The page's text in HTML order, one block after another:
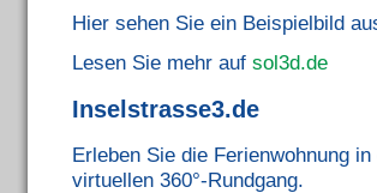
Hier sehen Sie ein Beispielbild
Lesen Sie mehr auf sol3d.de
Inselstrasse3.de
Erleben Sie die Ferienwohnung
virtuellen 360°-Rundgang.